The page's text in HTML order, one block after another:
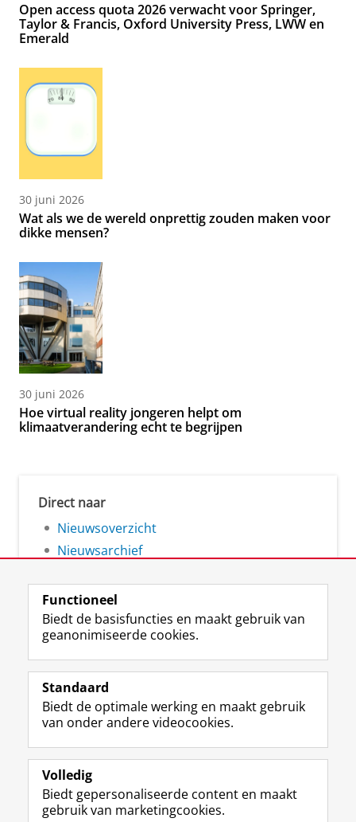
Open access quota 2026 verwacht voor Springer,
Taylor & Francis, Oxford University Press, LWW en
Emerald
30 juni 2026
Wat als we de wereld onprettig zouden maken voor
dikke mensen?
30 juni 2026
Hoe virtual reality jongeren helpt om
klimaatverandering echt te begrijpen
Direct naar
Nieuwsoverzicht
Nieuwsarchief
Volg de RUG
F
a
e
b
o
p
a
L
i
k
e
I
-
p
R
S
-
f
e
R
I
n
t
r
m
Y
o
T
e
k
Studiekiezers
Alumni
Over ons
Functioneel
Biedt de basisfuncties en maakt gebruik van
geanonimiseerde cookies.
Standaard
Biedt de optimale werking en maakt gebruik
van onder andere videocookies.
Volledig
Biedt gepersonaliseerde content en maakt
gebruik van marketingcookies.